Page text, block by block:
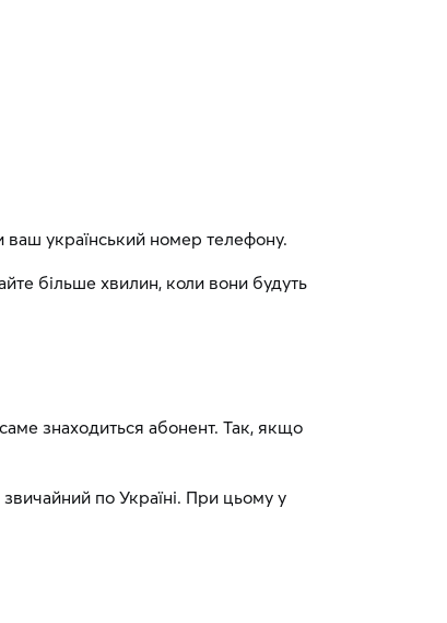
ваш український номер телефону.
більше хвилин, коли вони будуть
знаходиться абонент. Так, якщо
по Україні. При цьому у